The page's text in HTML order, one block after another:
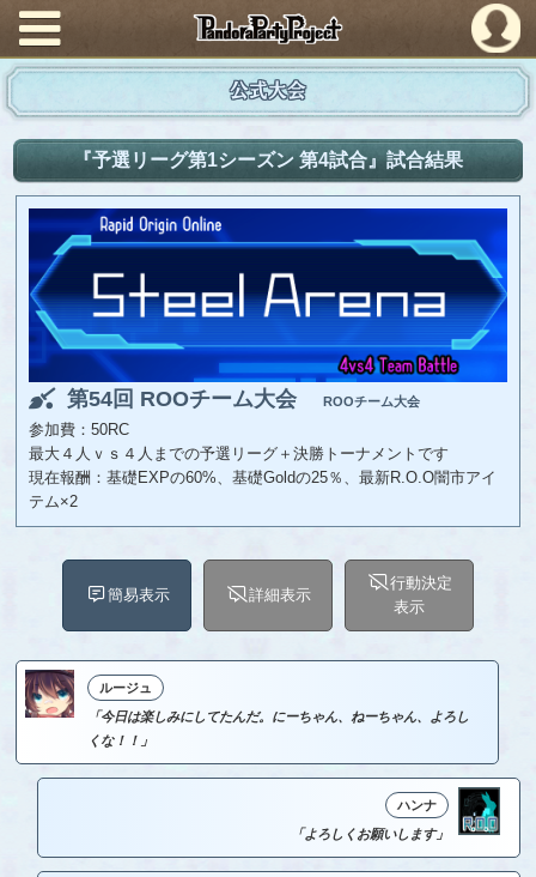
PandoraPartyProject
公式大会
『予選リーグ第1シーズン 第4試合』試合結果
第54回 ROOチーム大会 ROOチーム大会
参加費：50RC
最大４人ｖｓ４人までの予選リーグ＋決勝トーナメントです
現在報酬：基礎EXPの60%、基礎Goldの25％、最新R.O.O闇市アイ
テム×2
簡易表示 詳細表示
行動決定
表示
ルージュ
「今日は楽しみにしてたんだ。にーちゃん、ねーちゃん、よろし
くな！！」
ハンナ
「よろしくお願いします」